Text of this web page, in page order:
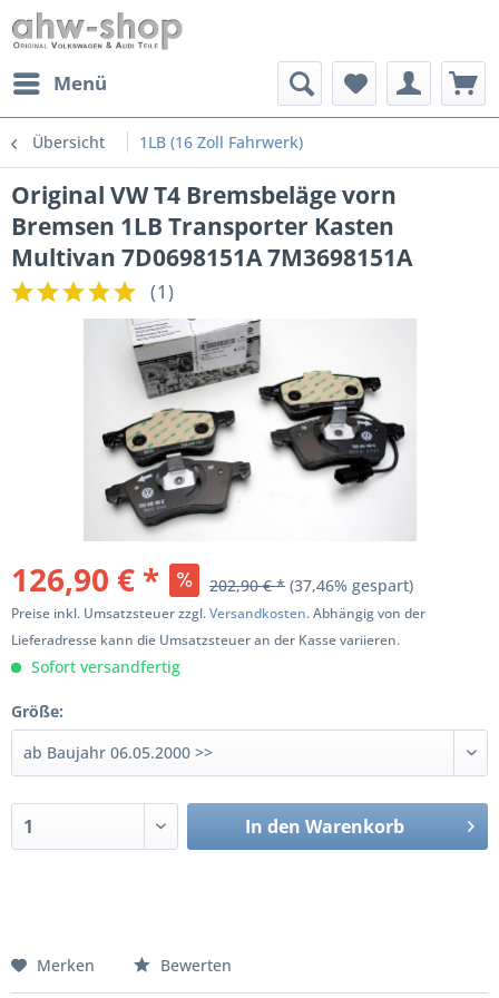
Menü
Übersicht 1LB (16 Zoll Fahrwerk)
Original VW T4 Bremsbeläge vorn
Bremsen 1LB Transporter Kasten
Multivan 7D0698151A 7M3698151A
(1)
126,90 € * 202,90 € * (37,46% gespart)
Preise inkl. Umsatzsteuer zzgl.Versandkosten. Abhängig von der
Lieferadresse kann die Umsatzsteuer an der Kasse variieren.
Sofort versandfertig
Größe:
In den Warenkorb
Merken Bewerten